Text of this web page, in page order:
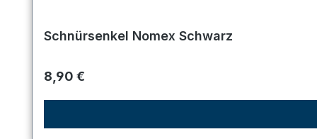
Schnürsenkel Nomex Schwarz
Regulärer Preis:
8,90 €